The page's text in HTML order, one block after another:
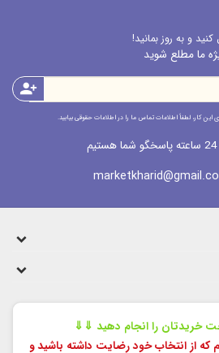
و به روز بمانید!
ما مطلع شوید
person_add
این کار، لطفاً اطلاعات تماس ما را در اطلاعات حقوقی بیابید.
خریدتان را انجام دهید ⇓⇓
که از انتخاب خود رضایت داشته باشید و